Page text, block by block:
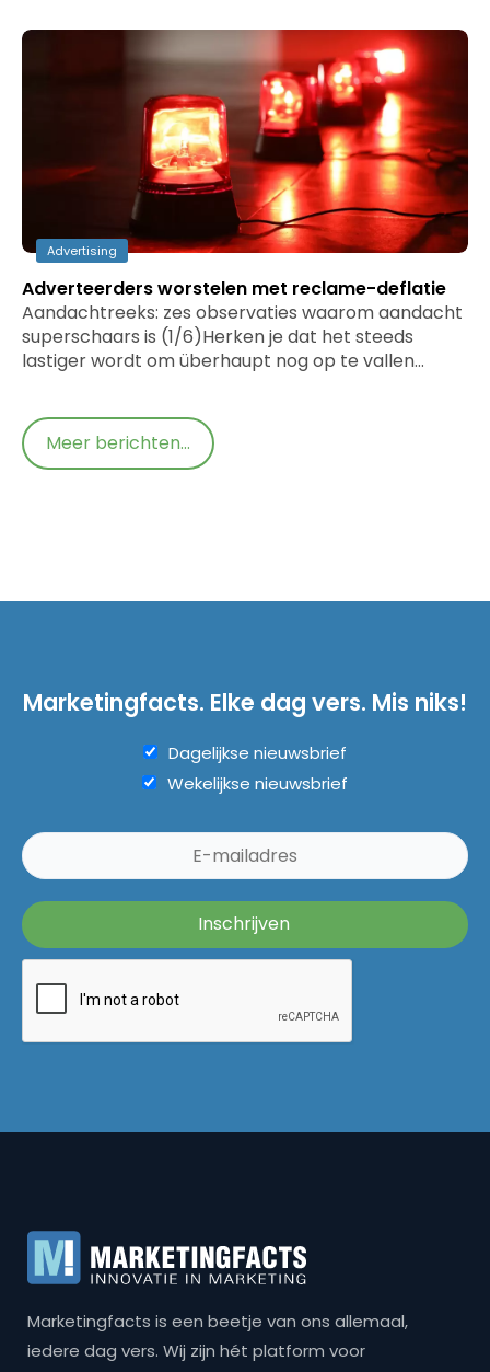
Advertising
Adverteerders worstelen met reclame-deflatie
Aandachtreeks: zes observaties waarom aandacht
superschaars is (1/6)​Herken je dat het steeds
lastiger wordt om überhaupt nog op te vallen…
Meer berichten...
Marketingfacts. Elke dag vers. Mis niks!
Dagelijkse nieuwsbrief
Wekelijkse nieuwsbrief
Marketingfacts is een beetje van ons allemaal,
iedere dag vers. Wij zijn hét platform voor